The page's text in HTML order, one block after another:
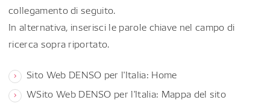
collegamento di seguito.
In alternativa, inserisci le parole chiave nel campo di
ricerca sopra riportato.
Sito Web DENSO per l'Italia: Home
WSito Web DENSO per l'Italia: Mappa del sito